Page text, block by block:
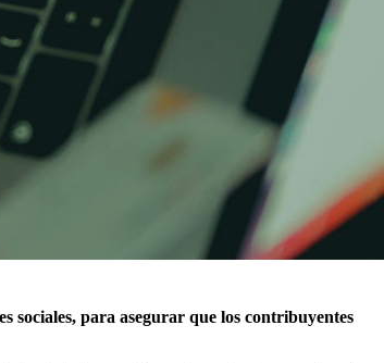
sociales, para asegurar que los contribuyentes